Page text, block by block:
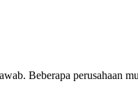
Beberapa perusahaan